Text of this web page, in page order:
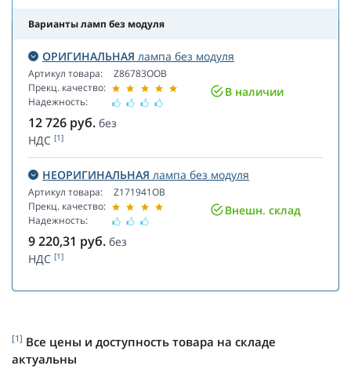
Варианты ламп без модуля
ОРИГИНАЛЬНАЯ лампа без модуля
Артикул товара:
Прекц. качество:
Надежность:
Z86783OOB
В наличии
12 726 руб. без
НДС [1]
НЕОРИГИНАЛЬНАЯ лампа без модуля
Артикул товара:
Прекц. качество:
Надежность:
Z171941OB
Внешн. склад
9 220,31 руб. без
НДС [1]
[1] Все цены и доступность товара на складе
актуальны